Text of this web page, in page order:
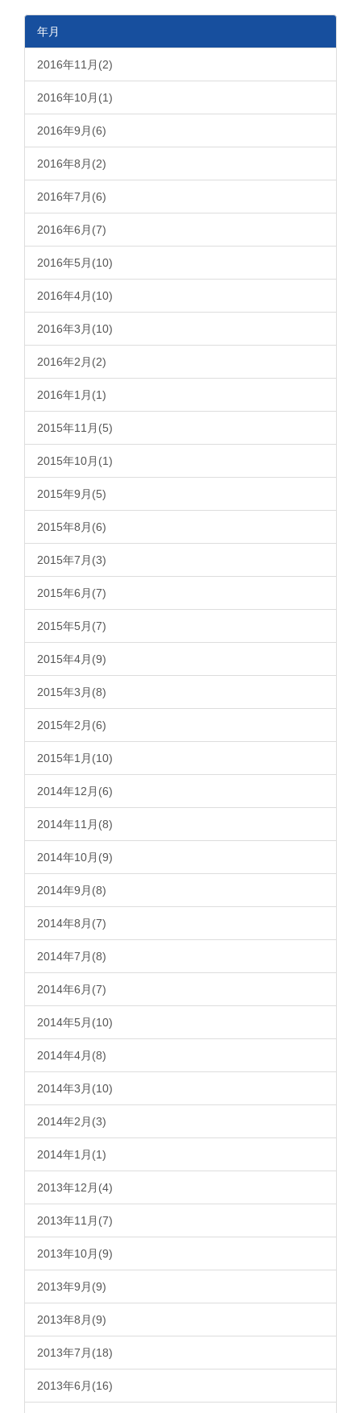
年月
2016年11月(2)
2016年10月(1)
2016年9月(6)
2016年8月(2)
2016年7月(6)
2016年6月(7)
2016年5月(10)
2016年4月(10)
2016年3月(10)
2016年2月(2)
2016年1月(1)
2015年11月(5)
2015年10月(1)
2015年9月(5)
2015年8月(6)
2015年7月(3)
2015年6月(7)
2015年5月(7)
2015年4月(9)
2015年3月(8)
2015年2月(6)
2015年1月(10)
2014年12月(6)
2014年11月(8)
2014年10月(9)
2014年9月(8)
2014年8月(7)
2014年7月(8)
2014年6月(7)
2014年5月(10)
2014年4月(8)
2014年3月(10)
2014年2月(3)
2014年1月(1)
2013年12月(4)
2013年11月(7)
2013年10月(9)
2013年9月(9)
2013年8月(9)
2013年7月(18)
2013年6月(16)